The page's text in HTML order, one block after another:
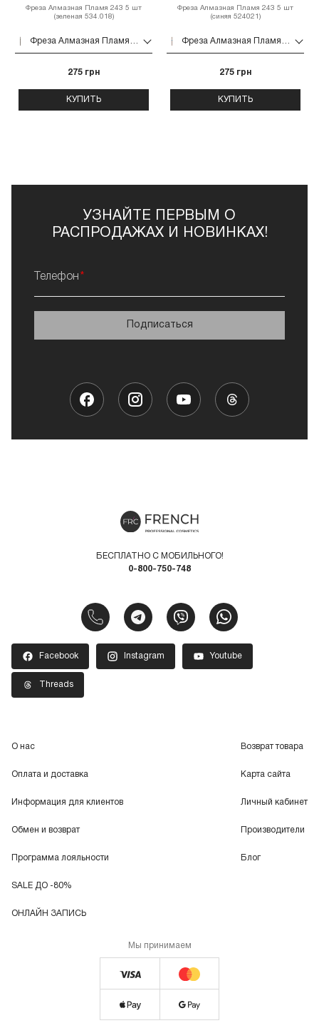
Фреза Алмазная Пламя 243 5 шт
(зеленая 534.018)
Фреза Алмазная Пламя 243 5 шт (зеленая 534.018)
275 грн
КУПИТЬ
Фреза Алмазная Пламя 243 5 шт
(синяя 524021)
Фреза Алмазная Пламя 243 5 шт (синяя 524021)
275 грн
КУПИТЬ
УЗНАЙТЕ ПЕРВЫМ О
РАСПРОДАЖАХ И НОВИНКАХ!
Телефон
Подписаться
БЕСПЛАТНО С МОБИЛЬНОГО!
0-800-750-748
Facebook Instagram Youtube
Threads
О нас
Оплата и доставка
Информация для клиентов
Обмен и возврат
Программа лояльности
SALE ДО -80%
ОНЛАЙН ЗАПИСЬ
Возврат товара
Карта сайта
Личный кабинет
Производители
Блог
Мы принимаем